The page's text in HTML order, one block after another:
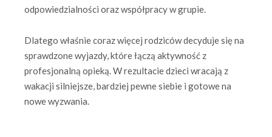
odpowiedzialności oraz współpracy w grupie.
Dlatego właśnie coraz więcej rodziców decyduje się na
sprawdzone wyjazdy, które łączą aktywność z
profesjonalną opieką. W rezultacie dzieci wracają z
wakacji silniejsze, bardziej pewne siebie i gotowe na
nowe wyzwania.